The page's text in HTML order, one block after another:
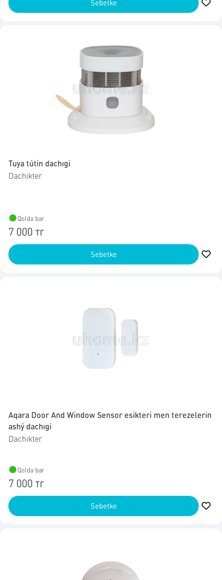
Sebetke
Tuya tútin dachıgi
Dachıkter
Qolda bar
7 000 тг
Sebetke
Aqara Door And Window Sensor esikteri men terezelerin
ashý dachıgi
Dachıkter
Qolda bar
7 000 тг
Sebetke